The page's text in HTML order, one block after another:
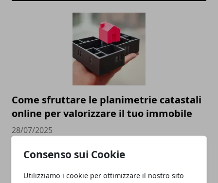
Consenso sui Cookie
Utilizziamo i cookie per ottimizzare il nostro sito
Come sfruttare le planimetrie catastali
online per valorizzare il tuo immobile
28/07/2025